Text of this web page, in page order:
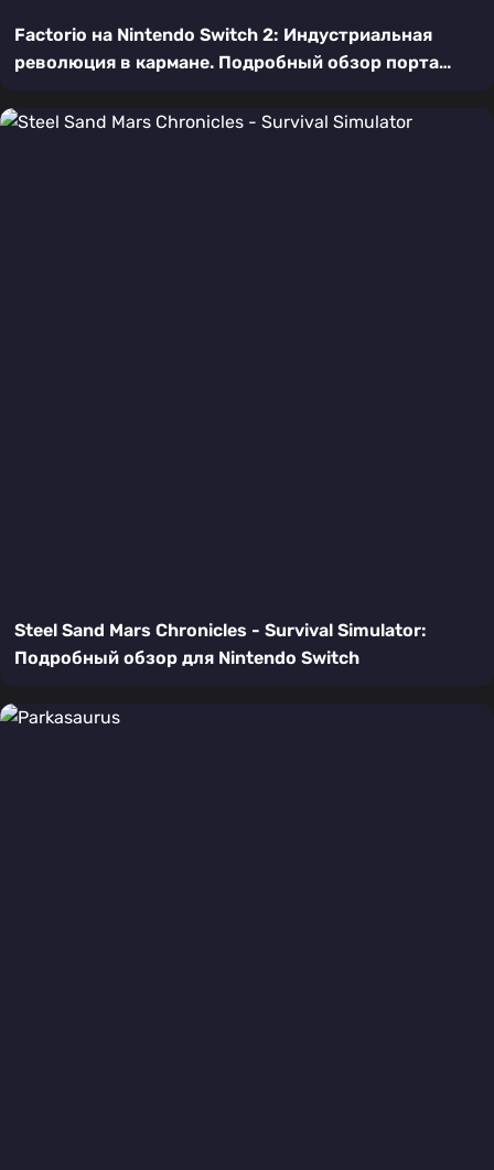
Factorio на Nintendo Switch 2: Индустриальная
революция в кармане. Подробный обзор порта
Steel Sand Mars Chronicles - Survival Simulator:
Подробный обзор для Nintendo Switch